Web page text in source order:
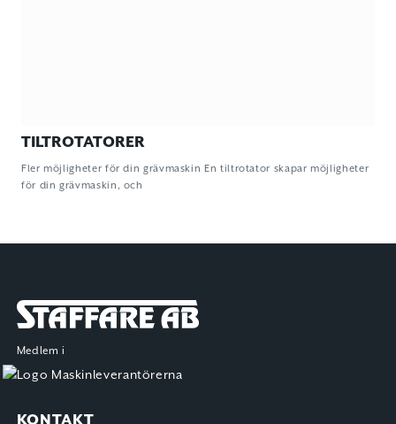
TILTROTATORER
Fler möjligheter för din grävmaskin En tiltrotator skapar möjligheter
för din grävmaskin, och
Staffare AB
Medlem i